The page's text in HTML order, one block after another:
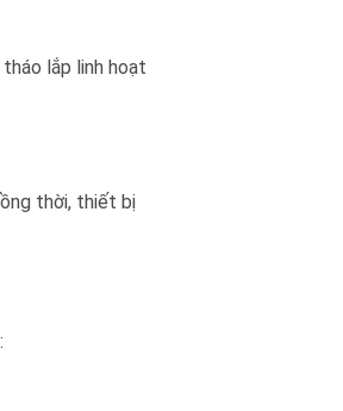
lắp linh hoạt
thời, thiết bị